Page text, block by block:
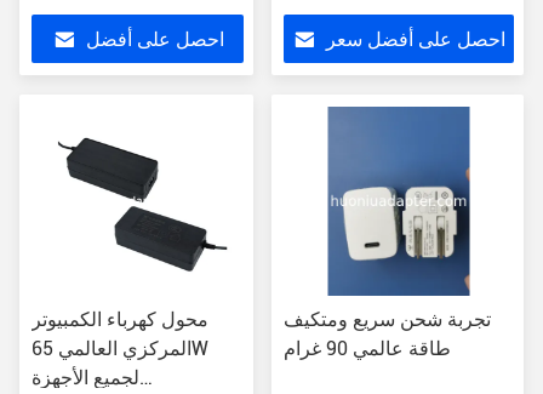
احصل على أفضل
المحمول 65W
احصل على أفضل سعر
محول كهرباء الكمبيوتر
المركزي العالمي 65W
لجميع الأجهزة
تجربة شحن سريع ومتكيف
طاقة عالمي 90 غرام